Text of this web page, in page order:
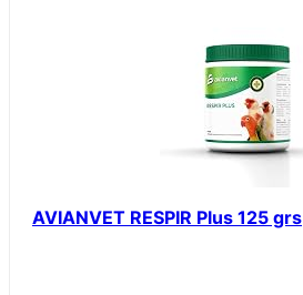
AVIANVET RESPIR Plus 125 grs